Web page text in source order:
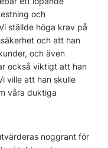
och
ställde höga krav på
och att han
och även
också viktigt att han
ville att han skulle
våra duktiga
noggrant för